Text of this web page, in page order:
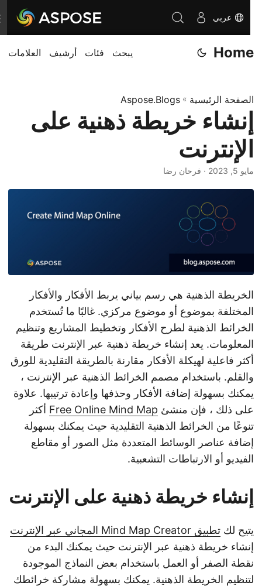
عربي
Home يبحث فئات أرشيف العلامات
الصفحة الرئيسية»
Aspose.Blogs
إنشاء خريطة ذهنية على
الإنترنت
مايو 5, 2023 · فرحان رضا
الخريطة الذهنية هي رسم بياني يربط الأفكار والأفكار
المختلفة بموضوع أو موضوع مركزي. غالبًا ما تُستخدم
الخرائط الذهنية لطرح الأفكار وتخطيط المشاريع وتنظيم
المعلومات. يعد إنشاء خريطة ذهنية عبر الإنترنت طريقة
أكثر فاعلية لهيكلة الأفكار مقارنة بالطريقة التقليدية للورق
والقلم. باستخدام مصمم الخرائط الذهنية عبر الإنترنت ،
يمكنك بسهولة إضافة الأفكار وحذفها وإعادة ترتيبها. علاوة
على ذلك ، فإن منشئFree Online Mind Mapأكثر
تنوعًا من الخرائط الذهنية التقليدية حيث يمكنك بسهولة
إضافة عناصر الوسائط المتعددة مثل الصور أو مقاطع
الفيديو أو الارتباطات التشعبية.
إنشاء خريطة ذهنية على الإنترنت
يتيح لكتطبيق Mind Map Creator المجاني عبر الإنترنت
إنشاء خريطة ذهنية عبر الإنترنت حيث يمكنك البدء من
نقطة الصفر أو العمل باستخدام بعض النماذج الموجودة
لتنظيم الخريطة الذهنية. يمكنك بسهولة مشاركة خرائطك